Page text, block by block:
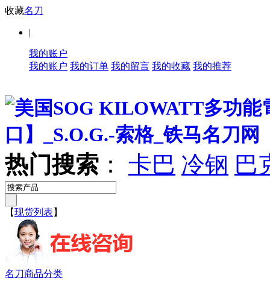
收藏名刀
|
我的账户
我的账户 我的订单 我的留言 我的收藏 我的推荐
热门搜索 ： 卡巴 冷钢 巴
【现货列表 】
名刀商品分类